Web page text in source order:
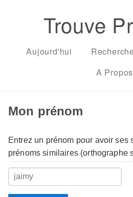
Trouve
Aujourd'hui
A Propos
Mon prénom
Entrez un prénom pour avoir ses
prénoms similaires (orthographe